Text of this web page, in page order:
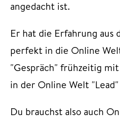
angedacht ist.
Er hat die Erfahrung aus
perfekt in die Online
"Gespräch" frühzeitig
in der Online Welt
Du brauchst also auch